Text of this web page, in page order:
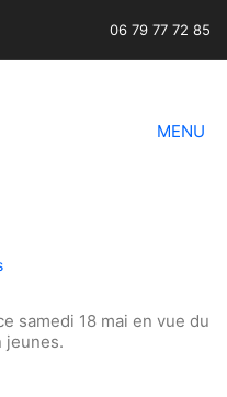
06 79 77 72 85
MENU
samedi 18 mai en vue du
jeunes.